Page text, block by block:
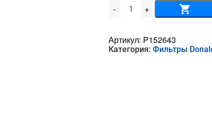
- Количество
товара
Воздушный
DONALDSON
-
P
+
Артикул: P152643
Категория: Фильтры